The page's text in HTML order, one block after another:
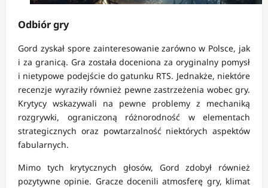
Odbiór gry
Gord zyskał spore zainteresowanie zarówno w Polsce, jak
i za granicą. Gra została doceniona za oryginalny pomysł
i nietypowe podejście do gatunku RTS. Jednakże, niektóre
recenzje wyraziły również pewne zastrzeżenia wobec gry.
Krytycy wskazywali na pewne problemy z mechaniką
rozgrywki, ograniczoną różnorodność w elementach
strategicznych oraz powtarzalność niektórych aspektów
fabularnych.
Mimo tych krytycznych głosów, Gord zdobył również
pozytywne opinie. Gracze docenili atmosferę gry, klimat